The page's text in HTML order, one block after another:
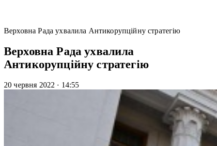
Верховна Рада ухвалила Антикорупційну стратегію
Верховна Рада ухвалила
Антикорупційну стратегію
20 червня 2022 · 14:55